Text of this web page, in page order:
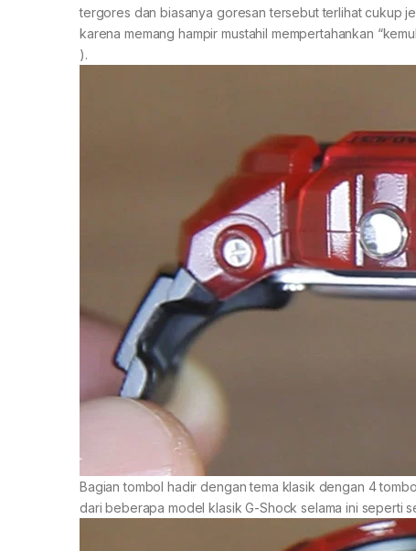
tergores dan biasanya goresan tersebut terlihat cukup
karena memang hampir mustahil mempertahankan
).
Bagian tombol hadir dengan tema klasik dengan 4
dari beberapa model klasik G-Shock selama ini seperti